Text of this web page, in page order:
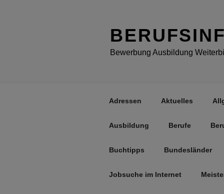
Bewerbung Ausbildung
Adressen Aktuelles
Ausbildung Berufe
Buchtipps Bundesländer
Jobsuche im Internet